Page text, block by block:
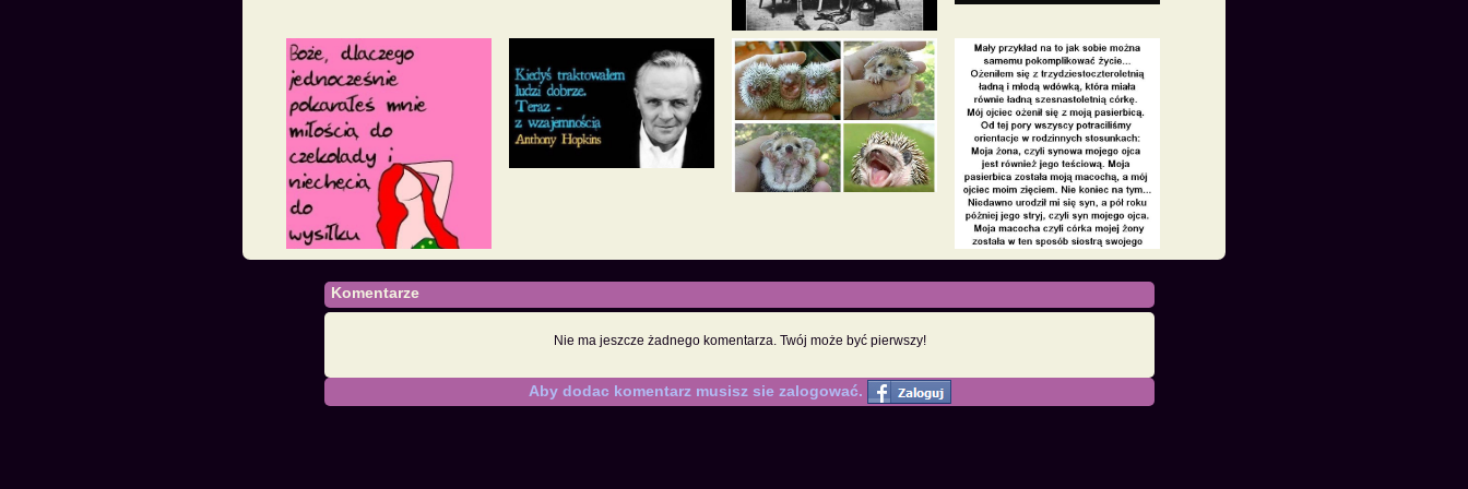
Komentarze
Nie ma jeszcze żadnego komentarza. Twój może być pierwszy!
Aby dodac komentarz musisz sie zalogować.